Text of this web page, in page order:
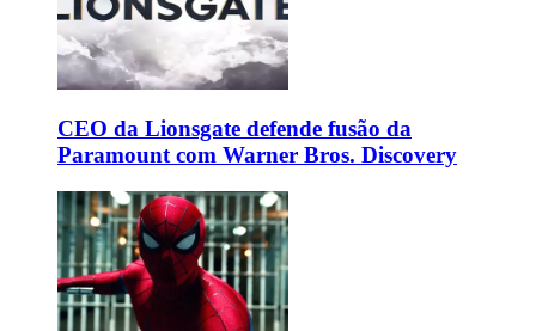
CEO da Lionsgate defende fusão da
Paramount com Warner Bros. Discovery